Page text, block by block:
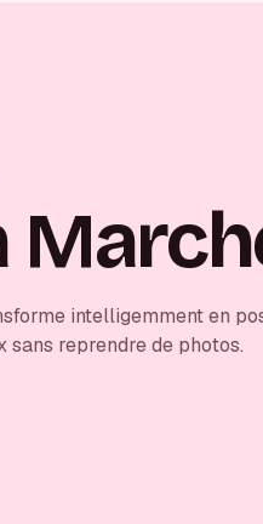
intelligemment en
sans reprendre de photos.